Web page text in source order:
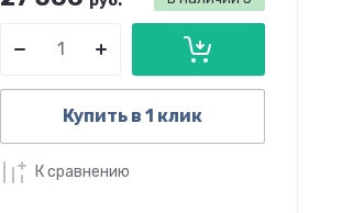
Купить в 1 клик
К сравнению